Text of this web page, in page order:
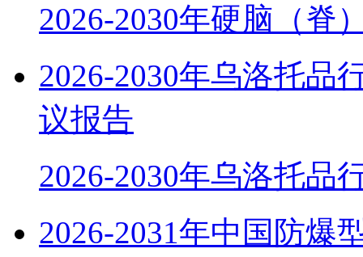
2026-2030年硬脑（脊
2026-2030年乌洛托品
议报告
2026-2030年乌洛托品
2026-2031年中国防爆